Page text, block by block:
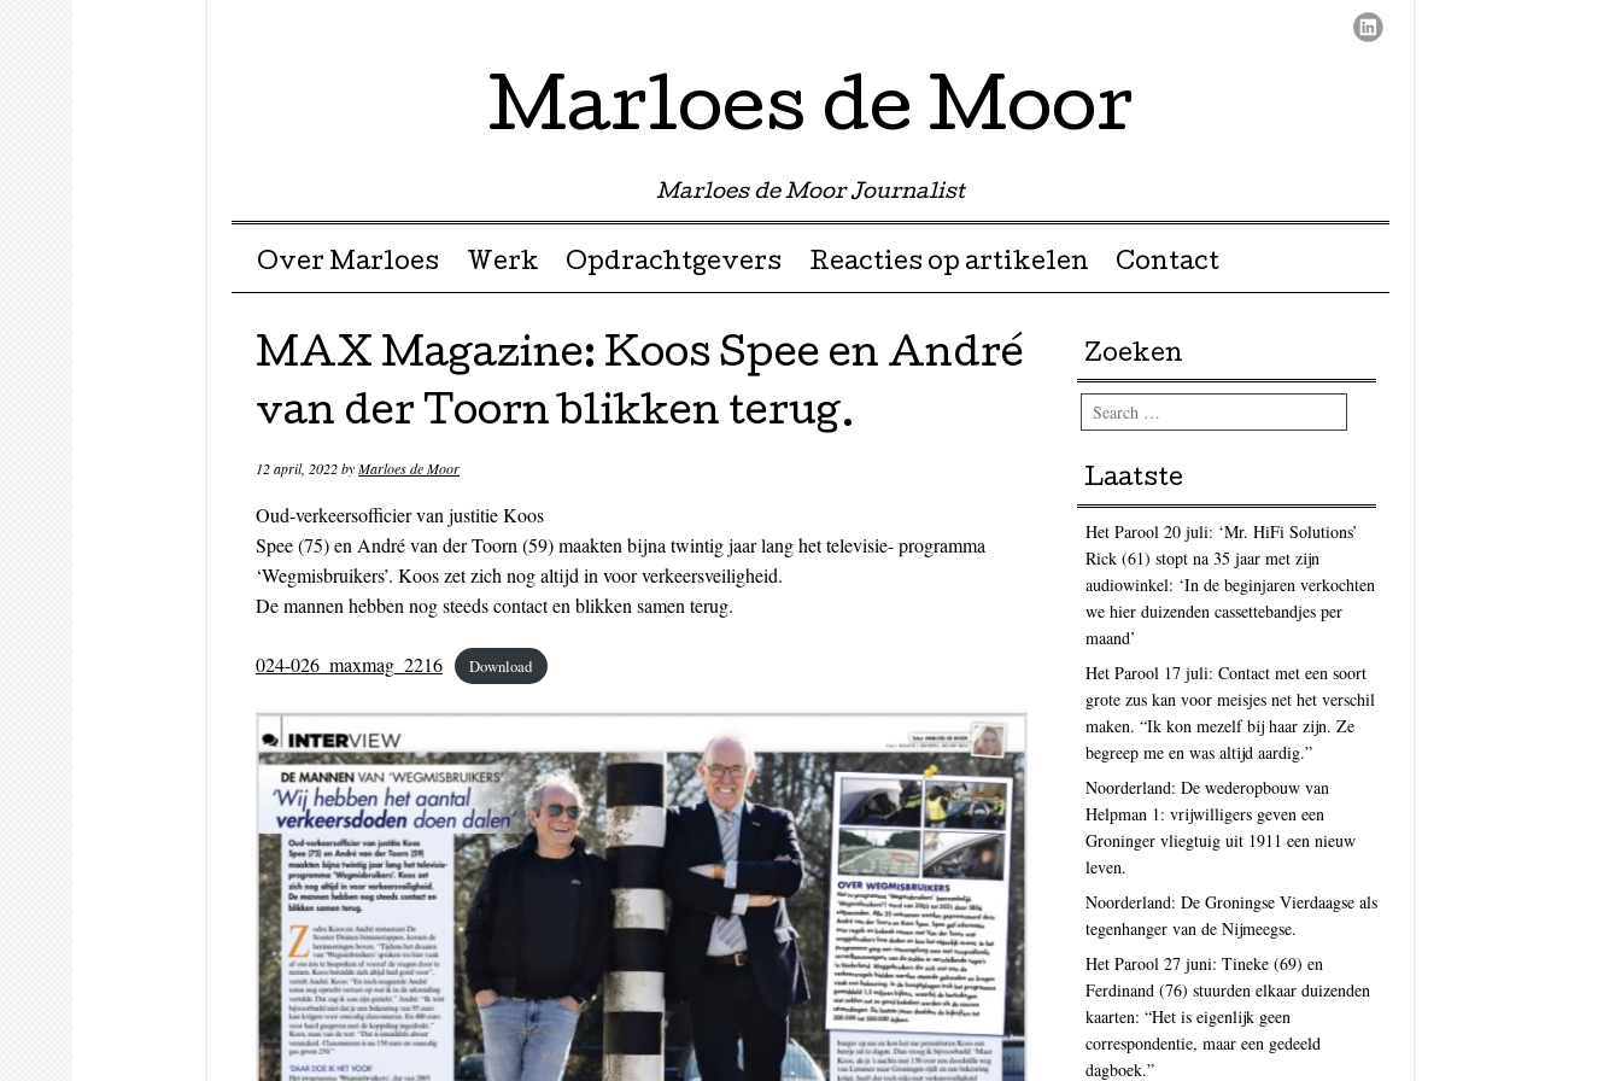
Marloes de Moor
Marloes de Moor Journalist
Menu ☰
Skip to content
Over Marloes Werk Opdrachtgevers Reacties op artikelen Contact
MAX Magazine: Koos Spee en André
van der Toorn blikken terug.
12 april, 2022byMarloes de Moor
Oud-verkeersofficier van justitie Koos
Spee (75) en André van der Toorn (59) maakten bijna twintig jaar lang het televisie- programma
‘Wegmisbruikers’. Koos zet zich nog altijd in voor verkeersveiligheid.
De mannen hebben nog steeds contact en blikken samen terug.
024-026_maxmag_2216 Download
Zoeken
Search
Laatste
Het Parool 20 juli: ‘Mr. HiFi Solutions’
Rick (61) stopt na 35 jaar met zijn
audiowinkel: ‘In de beginjaren verkochten
we hier duizenden cassettebandjes per
maand’
Het Parool 17 juli: Contact met een soort
grote zus kan voor meisjes net het verschil
maken. “Ik kon mezelf bij haar zijn. Ze
begreep me en was altijd aardig.”
Noorderland: De wederopbouw van
Helpman 1: vrijwilligers geven een
Groninger vliegtuig uit 1911 een nieuw
leven.
Noorderland: De Groningse Vierdaagse als
tegenhanger van de Nijmeegse.
Het Parool 27 juni: Tineke (69) en
Ferdinand (76) stuurden elkaar duizenden
kaarten: “Het is eigenlijk geen
correspondentie, maar een gedeeld
dagboek.”